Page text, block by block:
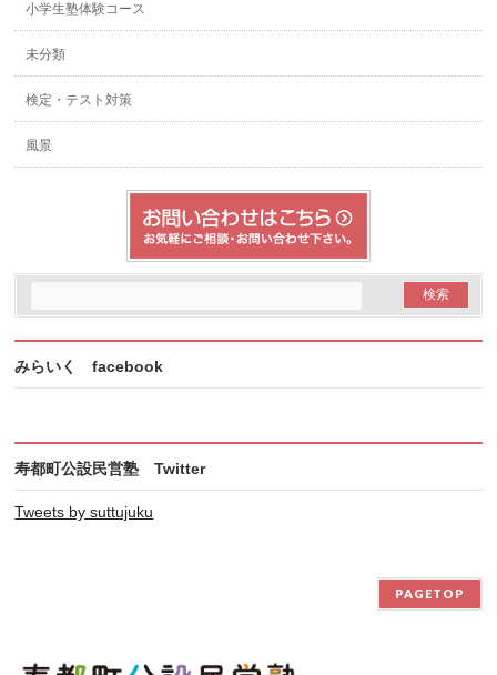
小学生塾体験コース
未分類
検定・テスト対策
風景
みらいく facebook
寿都町公設民営塾 Twitter
Tweets by suttujuku
PAGETOP